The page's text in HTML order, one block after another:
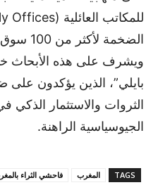
ويشرف على هذه الأبحاث
بايلي”، الذين يؤكدون على
الثروات والاستثمار الذكي
الجيوسياسية الراهنة.
TAGS المغرب فاحشي الثراء